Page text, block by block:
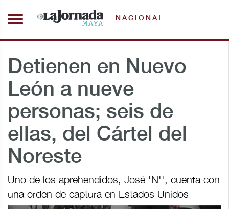
NACIONAL
Detienen en Nuevo
León a nueve
personas; seis de
ellas, del Cártel del
Noreste
Uno de los aprehendidos, José 'N'', cuenta con
una orden de captura en Estados Unidos